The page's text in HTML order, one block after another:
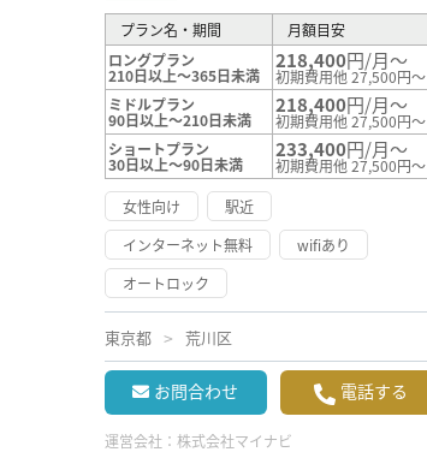
プラン名・期間
月額目安
ロングプラン
210日以上～365日未満
218,400円/月～
初期費用他 27,500円～
ミドルプラン
90日以上～210日未満
218,400円/月～
初期費用他 27,500円～
ショートプラン
30日以上～90日未満
233,400円/月～
初期費用他 27,500円～
女性向け
駅近
インターネット無料
wifiあり
オートロック
東京都 荒川区
お問合わせ 電話する
運営会社： 株式会社マイナビ